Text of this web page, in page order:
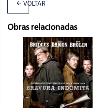
VOLTAR
Obras relacionadas